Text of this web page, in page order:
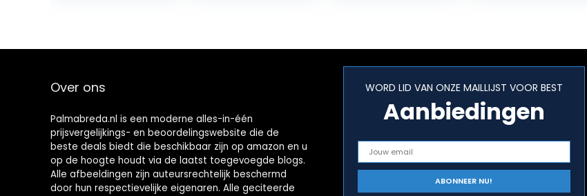
Over ons
Palmabreda.nl is een moderne alles-in-één
prijsvergelijkings- en beoordelingswebsite die de
beste deals biedt die beschikbaar zijn op amazon en u
op de hoogte houdt via de laatst toegevoegde blogs.
Alle afbeeldingen zijn auteursrechtelijk beschermd
door hun respectievelijke eigenaren. Alle geciteerde
WORD LID VAN ONZE MAILLIJST VOOR BEST
Aanbiedingen